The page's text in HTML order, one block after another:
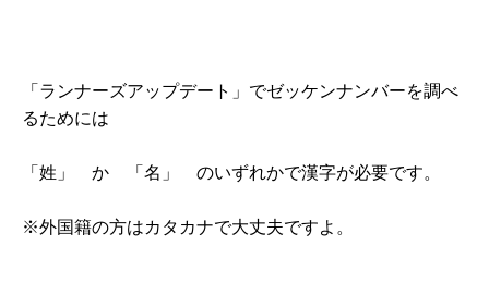
「ランナーズアップデート」でゼッケンナンバーを調べ
るためには
「姓」 か 「名」 のいずれかで漢字が必要です。
※外国籍の方はカタカナで大丈夫ですよ。